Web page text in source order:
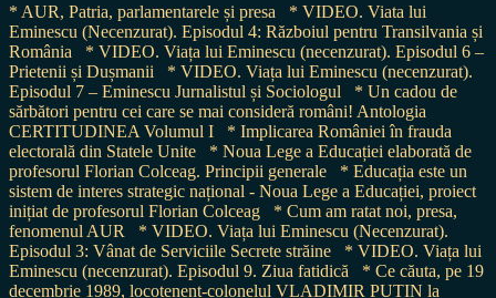
* AUR, Patria, parlamentarele și presa
* VIDEO. Viata lui
Eminescu (Necenzurat). Episodul 4: Războiul pentru Transilvania și
România
* VIDEO. Viața lui Eminescu (necenzurat). Episodul 6 –
Prietenii și Dușmanii
* VIDEO. Viața lui Eminescu (necenzurat).
Episodul 7 – Eminescu Jurnalistul și Sociologul
* Un cadou de
sărbători pentru cei care se mai consideră români! Antologia
CERTITUDINEA Volumul I
* Implicarea României în frauda
electorală din Statele Unite
* Noua Lege a Educației elaborată de
profesorul Florian Colceag. Principii generale
* Educația este un
sistem de interes strategic național - Noua Lege a Educației, proiect
inițiat de profesorul Florian Colceag
* Cum am ratat noi, presa,
fenomenul AUR
* VIDEO. Viața lui Eminescu (Necenzurat).
Episodul 3: Vânat de Serviciile Secrete străine
* VIDEO. Viața lui
Eminescu (necenzurat). Episodul 9. Ziua fatidică
* Ce căuta, pe 19
decembrie 1989, locotenent-colonelul VLADIMIR PUTIN la